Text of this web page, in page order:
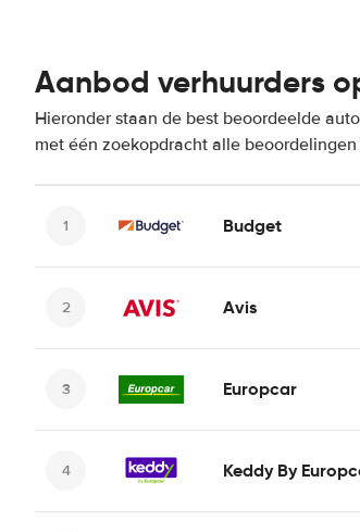
Aanbod verhuurders
Hieronder staan de best beoordeelde
met één zoekopdracht alle
Budget
Avis
Europcar
Keddy By